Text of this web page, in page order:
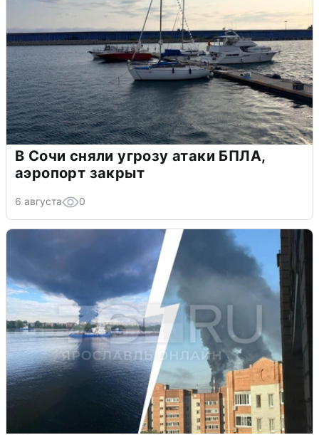
В Сочи сняли угрозу атаки БПЛА,
аэропорт закрыт
6 августа 0